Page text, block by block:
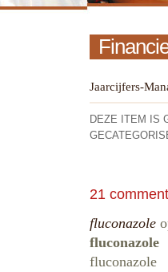
Jaarcijfers-
DEZE ITEM IS
21
fluconazole
fluconazole
fluconazole